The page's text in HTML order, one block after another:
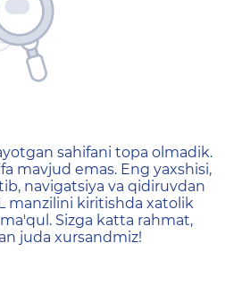
не
sahifani topa olmadik.
mavjud emas. Eng yaxshisi,
navigatsiya va qidiruvdan
manzilini kiritishda xatolik
Sizga katta rahmat,
juda xursandmiz!